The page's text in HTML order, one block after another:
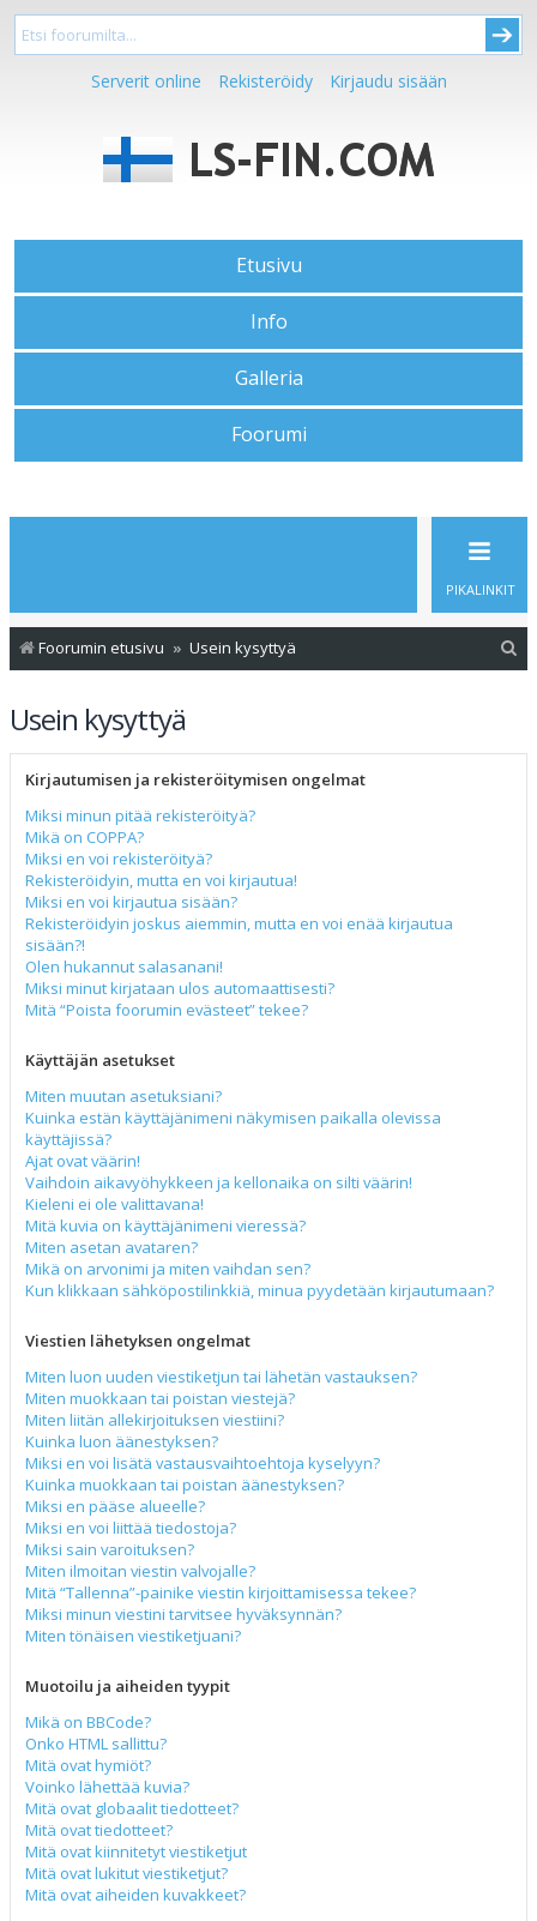
Serverit online Rekisteröidy Kirjaudu sisään
Etusivu
Info
Galleria
Foorumi
PIKALINKIT
Foorumin etusivu Usein kysyttyä
Usein kysyttyä
Kirjautumisen ja rekisteröitymisen ongelmat
Miksi minun pitää rekisteröityä?
Mikä on COPPA?
Miksi en voi rekisteröityä?
Rekisteröidyin, mutta en voi kirjautua!
Miksi en voi kirjautua sisään?
Rekisteröidyin joskus aiemmin, mutta en voi enää kirjautua
sisään?!
Olen hukannut salasanani!
Miksi minut kirjataan ulos automaattisesti?
Mitä “Poista foorumin evästeet” tekee?
Käyttäjän asetukset
Miten muutan asetuksiani?
Kuinka estän käyttäjänimeni näkymisen paikalla olevissa
käyttäjissä?
Ajat ovat väärin!
Vaihdoin aikavyöhykkeen ja kellonaika on silti väärin!
Kieleni ei ole valittavana!
Mitä kuvia on käyttäjänimeni vieressä?
Miten asetan avataren?
Mikä on arvonimi ja miten vaihdan sen?
Kun klikkaan sähköpostilinkkiä, minua pyydetään kirjautumaan?
Viestien lähetyksen ongelmat
Miten luon uuden viestiketjun tai lähetän vastauksen?
Miten muokkaan tai poistan viestejä?
Miten liitän allekirjoituksen viestiini?
Kuinka luon äänestyksen?
Miksi en voi lisätä vastausvaihtoehtoja kyselyyn?
Kuinka muokkaan tai poistan äänestyksen?
Miksi en pääse alueelle?
Miksi en voi liittää tiedostoja?
Miksi sain varoituksen?
Miten ilmoitan viestin valvojalle?
Mitä “Tallenna”-painike viestin kirjoittamisessa tekee?
Miksi minun viestini tarvitsee hyväksynnän?
Miten tönäisen viestiketjuani?
Muotoilu ja aiheiden tyypit
Mikä on BBCode?
Onko HTML sallittu?
Mitä ovat hymiöt?
Voinko lähettää kuvia?
Mitä ovat globaalit tiedotteet?
Mitä ovat tiedotteet?
Mitä ovat kiinnitetyt viestiketjut
Mitä ovat lukitut viestiketjut?
Mitä ovat aiheiden kuvakkeet?